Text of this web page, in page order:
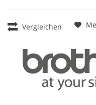
Vergleichen